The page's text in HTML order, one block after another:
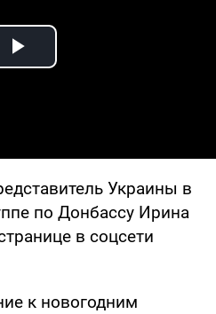
Play Video
Украины в
по Донбассу Ирина
в соцсети
к новогодним